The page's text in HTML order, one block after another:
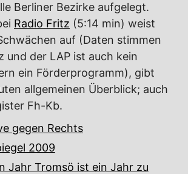
Berliner Bezirke aufgelegt.
Radio Fritz (5:14 min) weist
auf (Daten stimmen
und der LAP ist auch kein
ein Förderprogramm), gibt
allgemeinen Überblick; auch
Fh-Kb.
gegen Rechts
2009
Jahr Tromsö ist ein Jahr zu